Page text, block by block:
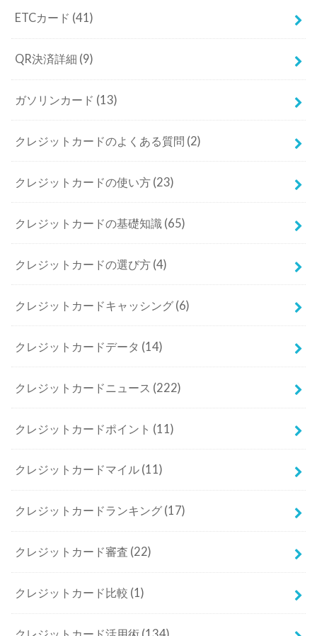
ETCカード (41)
QR決済詳細 (9)
ガソリンカード (13)
クレジットカードのよくある質問 (2)
クレジットカードの使い方 (23)
クレジットカードの基礎知識 (65)
クレジットカードの選び方 (4)
クレジットカードキャッシング (6)
クレジットカードデータ (14)
クレジットカードニュース (222)
クレジットカードポイント (11)
クレジットカードマイル (11)
クレジットカードランキング (17)
クレジットカード審査 (22)
クレジットカード比較 (1)